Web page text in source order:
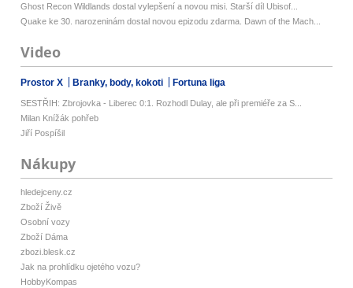
Ghost Recon Wildlands dostal vylepšení a novou misi. Starší díl Ubisof...
Quake ke 30. narozeninám dostal novou epizodu zdarma. Dawn of the Mach...
Video
Prostor X Branky, body, kokoti Fortuna liga
SESTŘIH: Zbrojovka - Liberec 0:1. Rozhodl Dulay, ale při premiéře za S...
Milan Knížák pohřeb
Jiří Pospíšil
Nákupy
hledejceny.cz
Zboží Živě
Osobní vozy
Zboží Dáma
zbozi.blesk.cz
Jak na prohlídku ojetého vozu?
HobbyKompas